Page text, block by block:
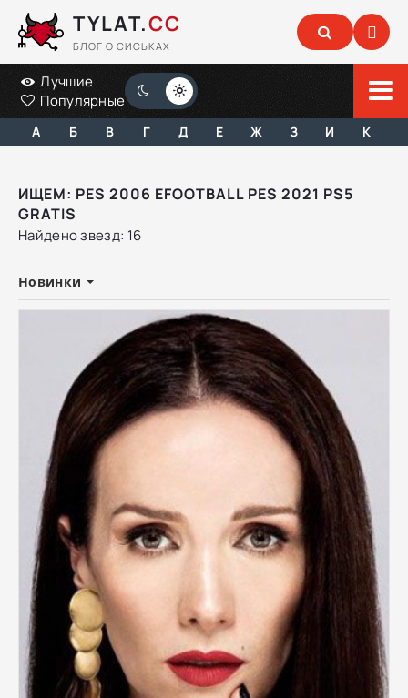
TYLAT.CC
БЛОГ О СИСЬКАХ
Лучшие
Популярные
А Б В Г Д Е Ж З И К
ИЩЕМ: PES 2006 EFOOTBALL PES 2021 PS5
GRATIS
Найдено звезд: 16
Новинки